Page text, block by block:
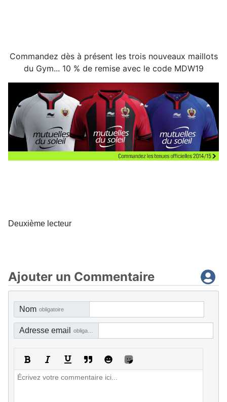
Commandez dès à présent les trois nouveaux maillots
du Gym... 10 % de remise avec le code MDW19
Deuxième lecteur
Ajouter un Commentaire
Nom obligatoire
Adresse email